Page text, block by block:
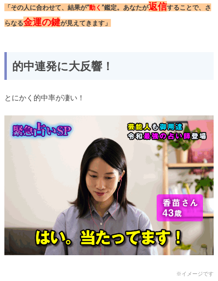
「その人に合わせて、結果が“動く ”鑑定。あなたが返信することで、さ
らなる金運の鍵が見えてきます」
的中連発に大反響！
とにかく的中率が凄い！
※イメージです